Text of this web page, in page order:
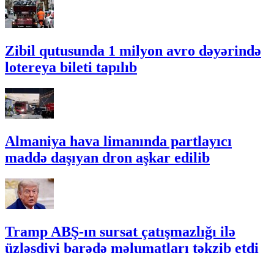
Zibil qutusunda 1 milyon avro dəyərində
lotereya bileti tapılıb
Almaniya hava limanında partlayıcı
maddə daşıyan dron aşkar edilib
Tramp ABŞ-ın sursat çatışmazlığı ilə
üzləşdiyi barədə məlumatları təkzib etdi